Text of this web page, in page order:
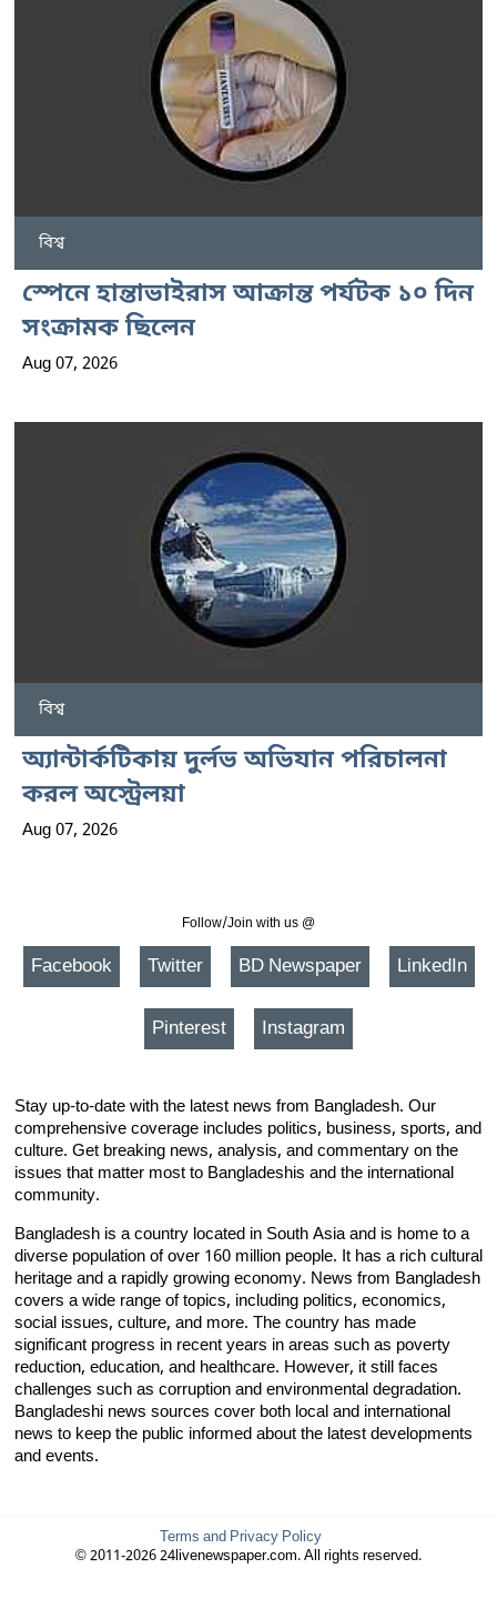
বিশ্ব
স্পেনে হান্তাভাইরাস আক্রান্ত পর্যটক ১০ দিন
সংক্রামক ছিলেন
Aug 07, 2026
বিশ্ব
অ্যান্টার্কটিকায় দুর্লভ অভিযান পরিচালনা
করল অস্ট্রেলয়া
Aug 07, 2026
Follow/Join with us @
Facebook Twitter BD Newspaper LinkedIn
Pinterest Instagram
Stay up-to-date with the latest news from Bangladesh. Our
comprehensive coverage includes politics, business, sports, and
culture. Get breaking news, analysis, and commentary on the
issues that matter most to Bangladeshis and the international
community.
Bangladesh is a country located in South Asia and is home to a
diverse population of over 160 million people. It has a rich cultural
heritage and a rapidly growing economy. News from Bangladesh
covers a wide range of topics, including politics, economics,
social issues, culture, and more. The country has made
significant progress in recent years in areas such as poverty
reduction, education, and healthcare. However, it still faces
challenges such as corruption and environmental degradation.
Bangladeshi news sources cover both local and international
news to keep the public informed about the latest developments
and events.
Terms and Privacy Policy
© 2011-2026 24livenewspaper.com. All rights reserved.